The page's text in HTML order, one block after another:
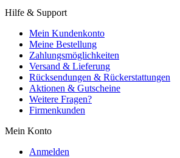
Hilfe & Support
Mein Kundenkonto
Meine Bestellung
Zahlungsmöglichkeiten
Versand & Lieferung
Rücksendungen & Rückerstattungen
Aktionen & Gutscheine
Weitere Fragen?
Firmenkunden
Mein Konto
Anmelden